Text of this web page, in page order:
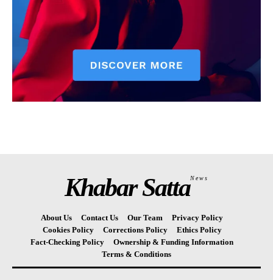
Khabar SattaNews
About Us Contact Us Our Team
Privacy Policy
Cookies Policy
Corrections Policy
Ethics Policy
Fact-Checking Policy
Ownership & Funding Information
Terms & Conditions